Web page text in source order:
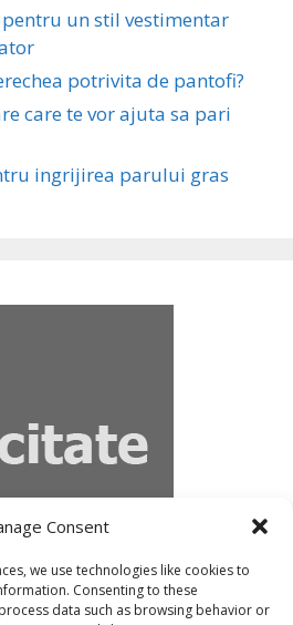
Consent
we use technologies like cookies to
Consenting to these
data such as browsing behavior or
pentru un stil vestimentar
potrivita de pantofi?
care te vor ajuta sa pari
ingrijirea parului gras